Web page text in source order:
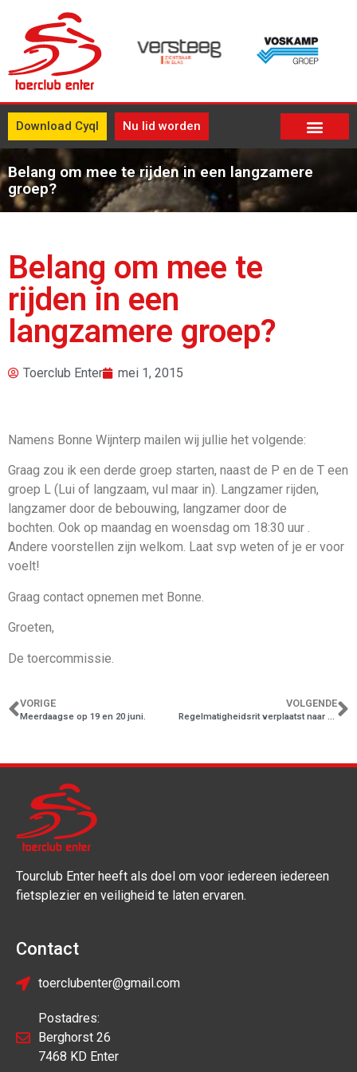
Download Cyql Nu lid worden
Belang om mee te rijden in een langzamere
groep?
Belang om mee te
rijden in een
langzamere groep?
Toerclub Enter mei 1, 2015
Namens Bonne Wijnterp mailen wij jullie het volgende:
Graag zou ik een derde groep starten, naast de P en de T een
groep L (Lui of langzaam, vul maar in). Langzamer rijden,
langzamer door de bebouwing, langzamer door de
bochten. Ook op maandag en woensdag om 18:30 uur .
Andere voorstellen zijn welkom. Laat svp weten of je er voor
voelt!
Graag contact opnemen met Bonne.
Groeten,
De toercommissie.
VORIGE
Meerdaagse op 19 en 20 juni.
VOLGENDE
Regelmatigheidsrit verplaatst naar maandag 18 mei.
Tourclub Enter heeft als doel om voor iedereen iedereen
fietsplezier en veiligheid te laten ervaren.
Contact
toerclubenter@gmail.com
Postadres:
Berghorst 26
7468 KD Enter